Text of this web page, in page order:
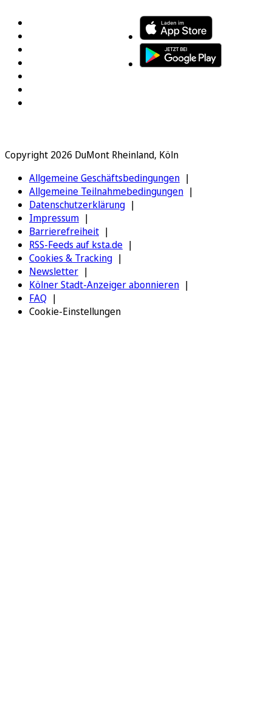
Copyright 2026 DuMont Rheinland, Köln
Allgemeine Geschäftsbedingungen
Allgemeine Teilnahmebedingungen
Datenschutzerklärung
Impressum
Barrierefreiheit
RSS-Feeds auf ksta.de
Cookies & Tracking
Newsletter
Kölner Stadt-Anzeiger abonnieren
FAQ
Cookie-Einstellungen